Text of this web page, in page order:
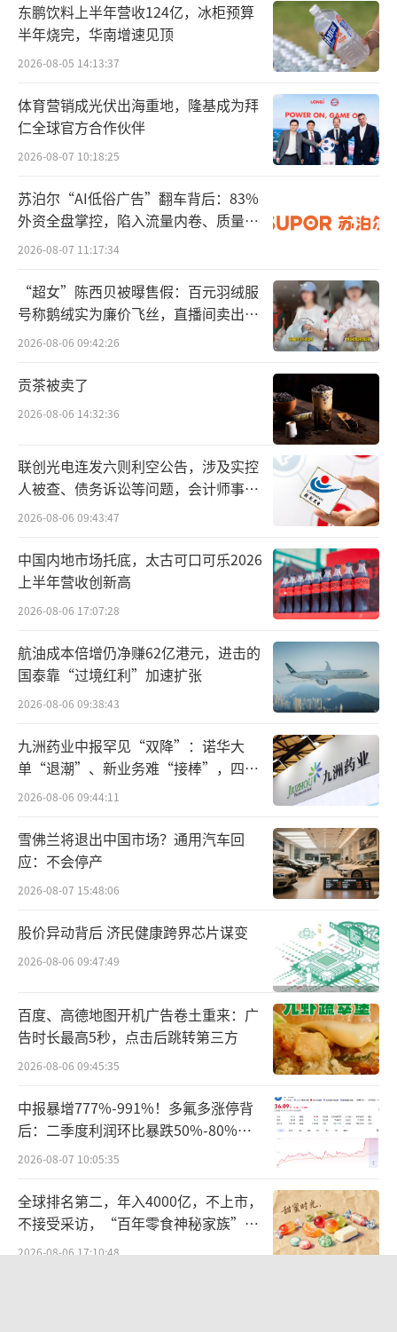
尽管整体业绩表现承压，但仍有部分中药
企业凭借自身的核心竞争力和市场策略实现了
稳步增长。云南白药、华润三九、片仔癀、东
阿阿胶、羚锐制药、马应龙、佐力药业、奇正
藏药等17家公司，在营收和净利润方面均保持
了同比正增长。这些企业不仅核心产品销量持
格管理方面也取得了显著成效。值得一提的
是，8家中药企业净利润超过10亿元，云南白药
然而，与这些业绩表现亮眼的企业相比，
也有相当数量的中药企业由于集采降价、中药
材涨价、医保政策调整等多重因素的影响，业
绩出现了不同程度的下滑。据统计，共有9家企
业出现亏损，占比达到12.5%，较2023年同期
增加了1家。同时，营收同比增长的企业数量为
24家，同比减少了50%；净利润同比增长的企
业有27家，同比也减少了44.9%。
行业内观点指出，今年前三季度中药行业
上市企业呈现出显著的业绩分化特征，但总体
仍保持稳健增长态势。部分企业面临业绩下滑
的挑战，可能受到中药材价格波动、市场需求
变化、行业政策调整等多种因素的影响。在这
些不利条件下，企业需要积极调整市场策略，
加强产品研发和创新，以应对市场的变化和挑
战。
八家企业净利润超10亿
在复杂多变的市场环境和政策调整挑战
下，中药行业依然展现出强大的韧性和活力，
涌现出一批业绩表现亮眼的企业。其中，云南
白药、白云山、华润三九、片仔癀、济川药
业、同仁堂、吉林敖东、东阿阿胶等八家企业
净利润均超过10亿元，成为行业内的佼佼者。
东鹏饮料上半年营收124亿，冰柜预算
半年烧完，华南增速见顶
2026-08-05 14:13:37
体育营销成光伏出海重地，隆基成为拜
仁全球官方合作伙伴
2026-08-07 10:18:25
苏泊尔“AI低俗广告”翻车背后：83%
外资全盘掌控，陷入流量内卷、质量频
发的负循环
2026-08-07 11:17:34
“超女”陈西贝被曝售假：百元羽绒服
号称鹅绒实为廉价飞丝，直播间卖出超
百万元
2026-08-06 09:42:26
贡茶被卖了
2026-08-06 14:32:36
联创光电连发六则利空公告，涉及实控
人被查、债务诉讼等问题，会计师事务
所曾出具“保留意见”
2026-08-06 09:43:47
中国内地市场托底，太古可口可乐2026
上半年营收创新高
2026-08-06 17:07:28
航油成本倍增仍净赚62亿港元，进击的
国泰靠“过境红利”加速扩张
2026-08-06 09:38:43
九洲药业中报罕见“双降”：诺华大
单“退潮”、新业务难“接棒”，四大
难关待闯
2026-08-06 09:44:11
雪佛兰将退出中国市场？通用汽车回
应：不会停产
2026-08-07 15:48:06
股价异动背后 济民健康跨界芯片谋变
2026-08-06 09:47:49
百度、高德地图开机广告卷土重来：广
告时长最高5秒，点击后跳转第三方
2026-08-06 09:45:35
中报暴增777%-991%！多氟多涨停背
后：二季度利润环比暴跌50%-80%，
是黄金坑还是陷阱？
2026-08-07 10:05:35
全球排名第二，年入4000亿，不上市，
不接受采访，“百年零食神秘家族”浮
出水面？
2026-08-06 17:10:48